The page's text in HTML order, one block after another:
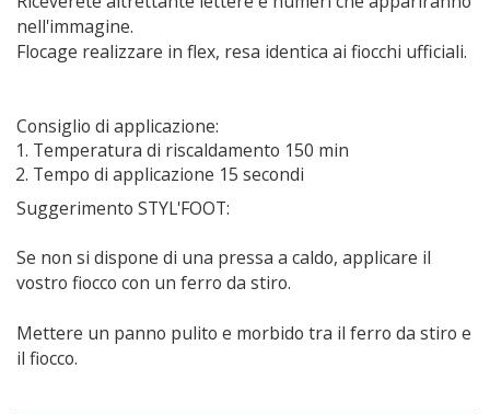
nell'immagine.
Flocage realizzare in flex, resa identica ai fiocchi ufficiali.
Consiglio di applicazione:
Temperatura di riscaldamento 150 min
Tempo di applicazione 15 secondi
Suggerimento STYL'FOOT:
Se non si dispone di una pressa a caldo, applicare il
vostro fiocco con un ferro da stiro.
Mettere un panno pulito e morbido tra il ferro da stiro e
il fiocco.